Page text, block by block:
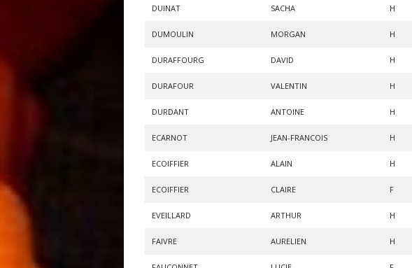
DUINAT SACHA H
DUMOULIN MORGAN H
DURAFFOURG DAVID H
DURAFOUR VALENTIN H
DURDANT ANTOINE H
ECARNOT JEAN-FRANCOIS H
ECOIFFIER ALAIN H
ECOIFFIER CLAIRE F
EVEILLARD ARTHUR H
FAIVRE AURELIEN H